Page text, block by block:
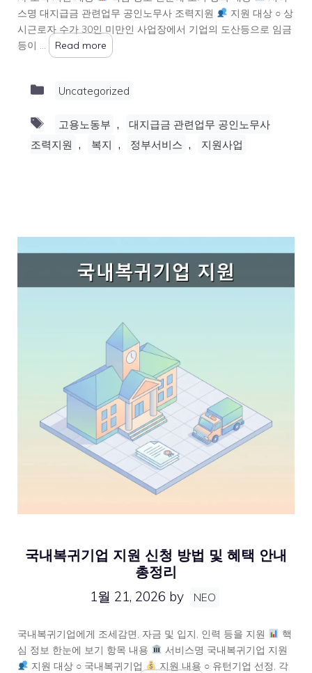
스명 대지급금 관련업무 공인노무사 조력지원
지원 대상 ○ 상
시근로자 수가 30인 미만인 사업장에서 기업의 도산등으로 임금
등이 …
Read more
Categories
Uncategorized
Tags
고용노동부 ,
대지급금 관련업무 공인노무사
조력지원 , 복지 , 정부서비스 , 지원사업
국내복귀기업 지원 신청 방법 및 혜택 안내
총정리
1월 21, 2026 by NEO
국내복귀기업에게 조세감면, 자금 및 입지, 인력 등을 지원
핵
심 정보 한눈에 보기 항목 내용
서비스명 국내복귀기업 지원
지원 대상 ○ 국내복귀기업
지원 내용 ○ 유턴기업 선정, 각